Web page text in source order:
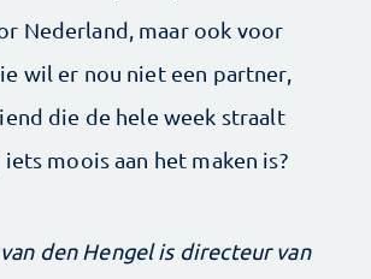
Nederland, maar ook voor
wil er nou niet een partner,
die de hele week straalt
moois aan het maken is?
den Hengel is directeur van